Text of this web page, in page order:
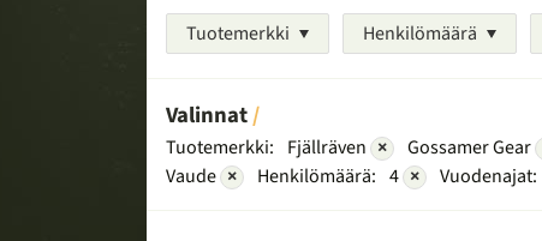
Tuotemerkki Henkilömäärä
Valinnat
Tuotemerkki: Fjällräven × Gossamer Gear
Vaude × Henkilömäärä: 4 × Vuodenajat: